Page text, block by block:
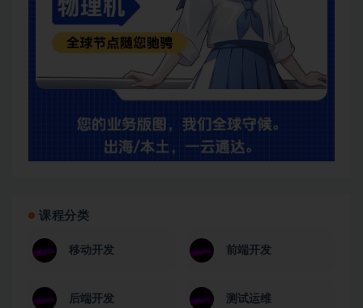
课程分类
移动开发 前端开发
后端开发 测试运维